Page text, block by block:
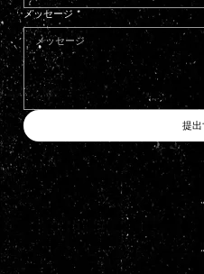
メッセージ *
提出